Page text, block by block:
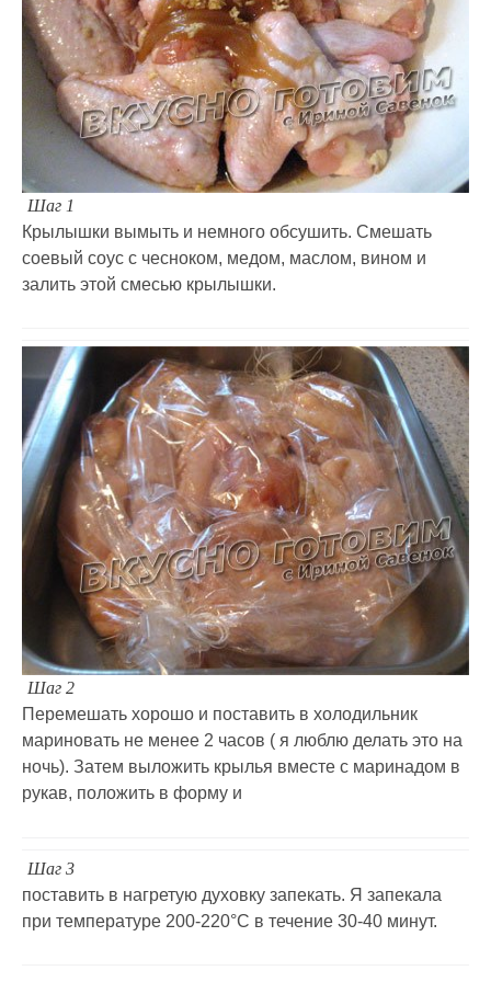
Шаг 1
Крылышки вымыть и немного обсушить. Смешать
соевый соус с чесноком, медом, маслом, вином и
залить этой смесью крылышки.
Шаг 2
Перемешать хорошо и поставить в холодильник
мариновать не менее 2 часов ( я люблю делать это на
ночь). Затем выложить крылья вместе с маринадом в
рукав, положить в форму и
Шаг 3
поставить в нагретую духовку запекать. Я запекала
при температуре 200-220°С в течение 30-40 минут.